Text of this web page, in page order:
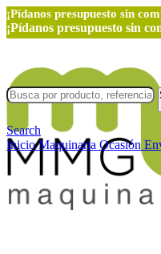
¡Pídanos presupuesto sin
¡Pídanos presupuesto sin
Search
InicioMaquinaria Ocasión